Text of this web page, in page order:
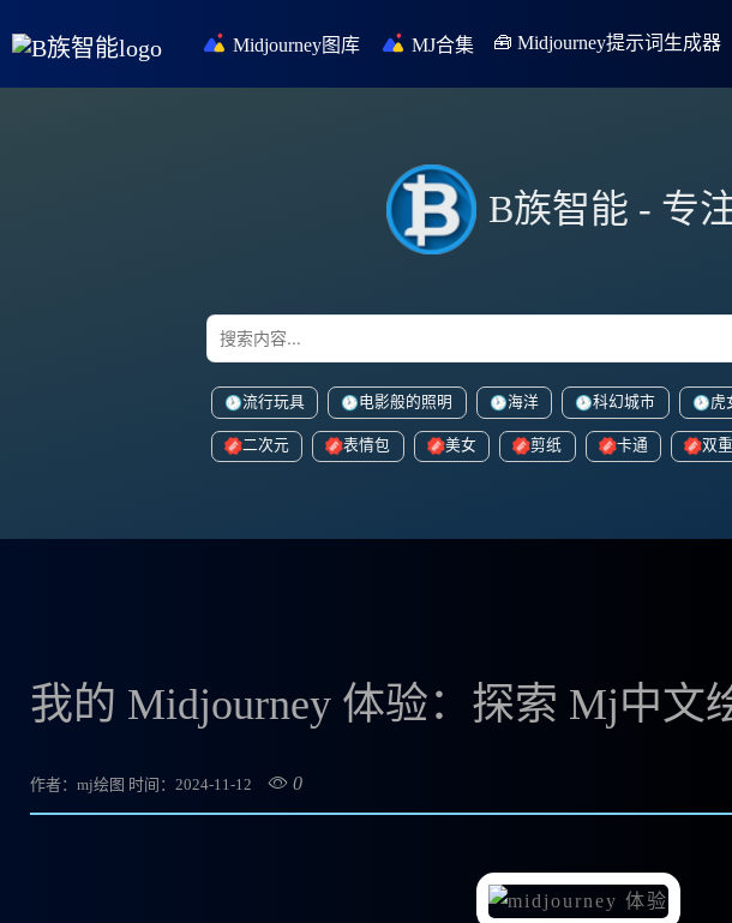
Midjourney图库 MJ合集 🧰 Midjourney提示词生成器
B族智能 - 专
流行玩具 电影般的照明 海洋 科幻城市 虎
二次元 表情包 美女 剪纸 卡通 双
我的 Midjourney 体验：探索 Mj中文
作者：mj绘图 时间：2024-11-12 0